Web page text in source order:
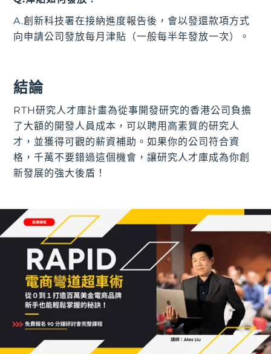
A.創新科技署在接納進度報告後，會以發還款項方式
向申請公司發放每月津貼（一般每半年發放一次）。
結論
RTH研究人才庫計畫為從事開發研究的香港公司負擔
了大額的開發人員成本，可以聘用高素質的研究人
才，並獲得可觀的薪資補助。如果你的公司符合資
格，千萬不要錯過這個機會，讓研究人才庫成為你創
新發展的強大後盾！